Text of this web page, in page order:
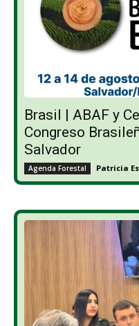
Brasil | ABAF y
Congreso
Salvador
Agenda Forestal Patricia